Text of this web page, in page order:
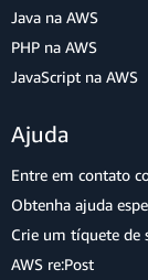
Java na AWS
PHP na AWS
JavaScript na AWS
Ajuda
Entre em contato
Obtenha ajuda
Crie um tíquete de
AWS re:Post